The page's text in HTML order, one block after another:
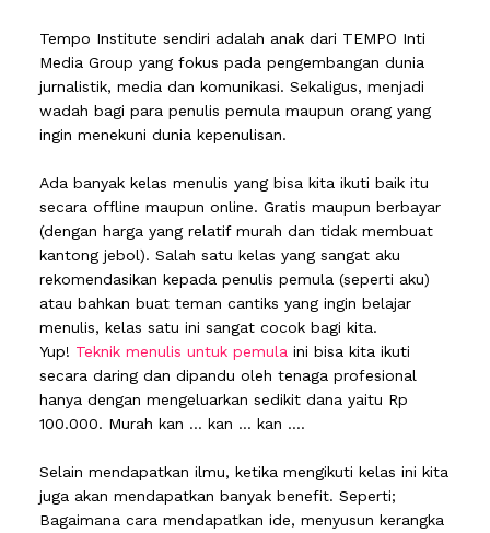
Tempo Institute sendiri adalah anak dari TEMPO Inti
Media Group yang fokus pada pengembangan dunia
jurnalistik, media dan komunikasi. Sekaligus, menjadi
wadah bagi para penulis pemula maupun orang yang
ingin menekuni dunia kepenulisan.
Ada banyak kelas menulis yang bisa kita ikuti baik itu
secara offline maupun online. Gratis maupun berbayar
(dengan harga yang relatif murah dan tidak membuat
kantong jebol). Salah satu kelas yang sangat aku
rekomendasikan kepada penulis pemula (seperti aku)
atau bahkan buat teman cantiks yang ingin belajar
menulis, kelas satu ini sangat cocok bagi kita.
Yup! Teknik menulis untuk pemula ini bisa kita ikuti
secara daring dan dipandu oleh tenaga profesional
hanya dengan mengeluarkan sedikit dana yaitu Rp
100.000. Murah kan ... kan ... kan ....
Selain mendapatkan ilmu, ketika mengikuti kelas ini kita
juga akan mendapatkan banyak benefit. Seperti;
Bagaimana cara mendapatkan ide, menyusun kerangka